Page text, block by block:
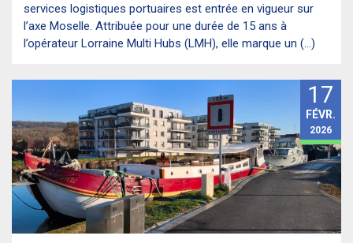
services logistiques portuaires est entrée en vigueur sur
l’axe Moselle. Attribuée pour une durée de 15 ans à
l’opérateur Lorraine Multi Hubs (LMH), elle marque un (...)
17
FÉVR.
2026